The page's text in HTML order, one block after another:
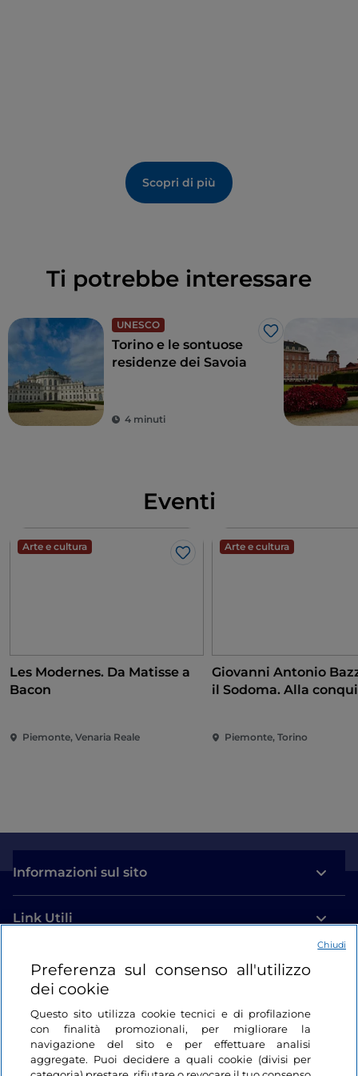
Scopri di più
Ti potrebbe interessare
UNESCO
Like
Torino e le sontuose
residenze dei Savoia
4 minuti
Eventi
Arte e cultura
Like
Les Modernes. Da Matisse a
Bacon
Piemonte, Venaria Reale
Arte e cultura
Giovanni Antonio
il Sodoma. Alla
Piemonte, Torino
Informazioni sul sito
Link Utili
Login
Restiamo in contatto
Preferenza sul consenso all'utilizzo
dei cookie
Questo sito utilizza cookie tecnici e di profilazione
con finalità promozionali, per migliorare la
navigazione del sito e per effettuare analisi
aggregate. Puoi decidere a quali cookie (divisi per
Chiudi